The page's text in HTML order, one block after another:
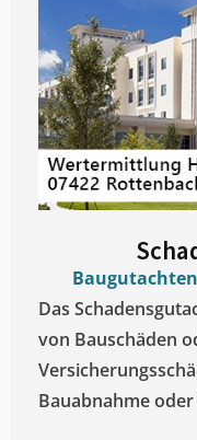
Das
von Bauschäden
Bauabnahme